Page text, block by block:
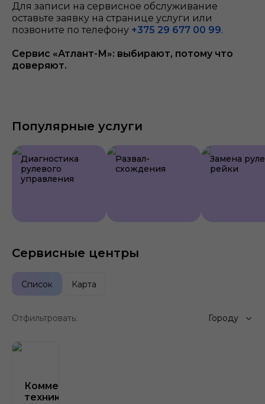
Для записи на сервисное обслуживание
оставьте заявку на странице услуги или
позвоните по телефону +375 29 677 00 99.
Сервис «Атлант-М»: выбирают, потому что
доверяют.
Популярные услуги
Диагностика
рулевого
управления
Развал-
схождения
Замена
рейки
Сервисные центры
Список Карта
Отфильтровать: Городу
Коммерческая
техника